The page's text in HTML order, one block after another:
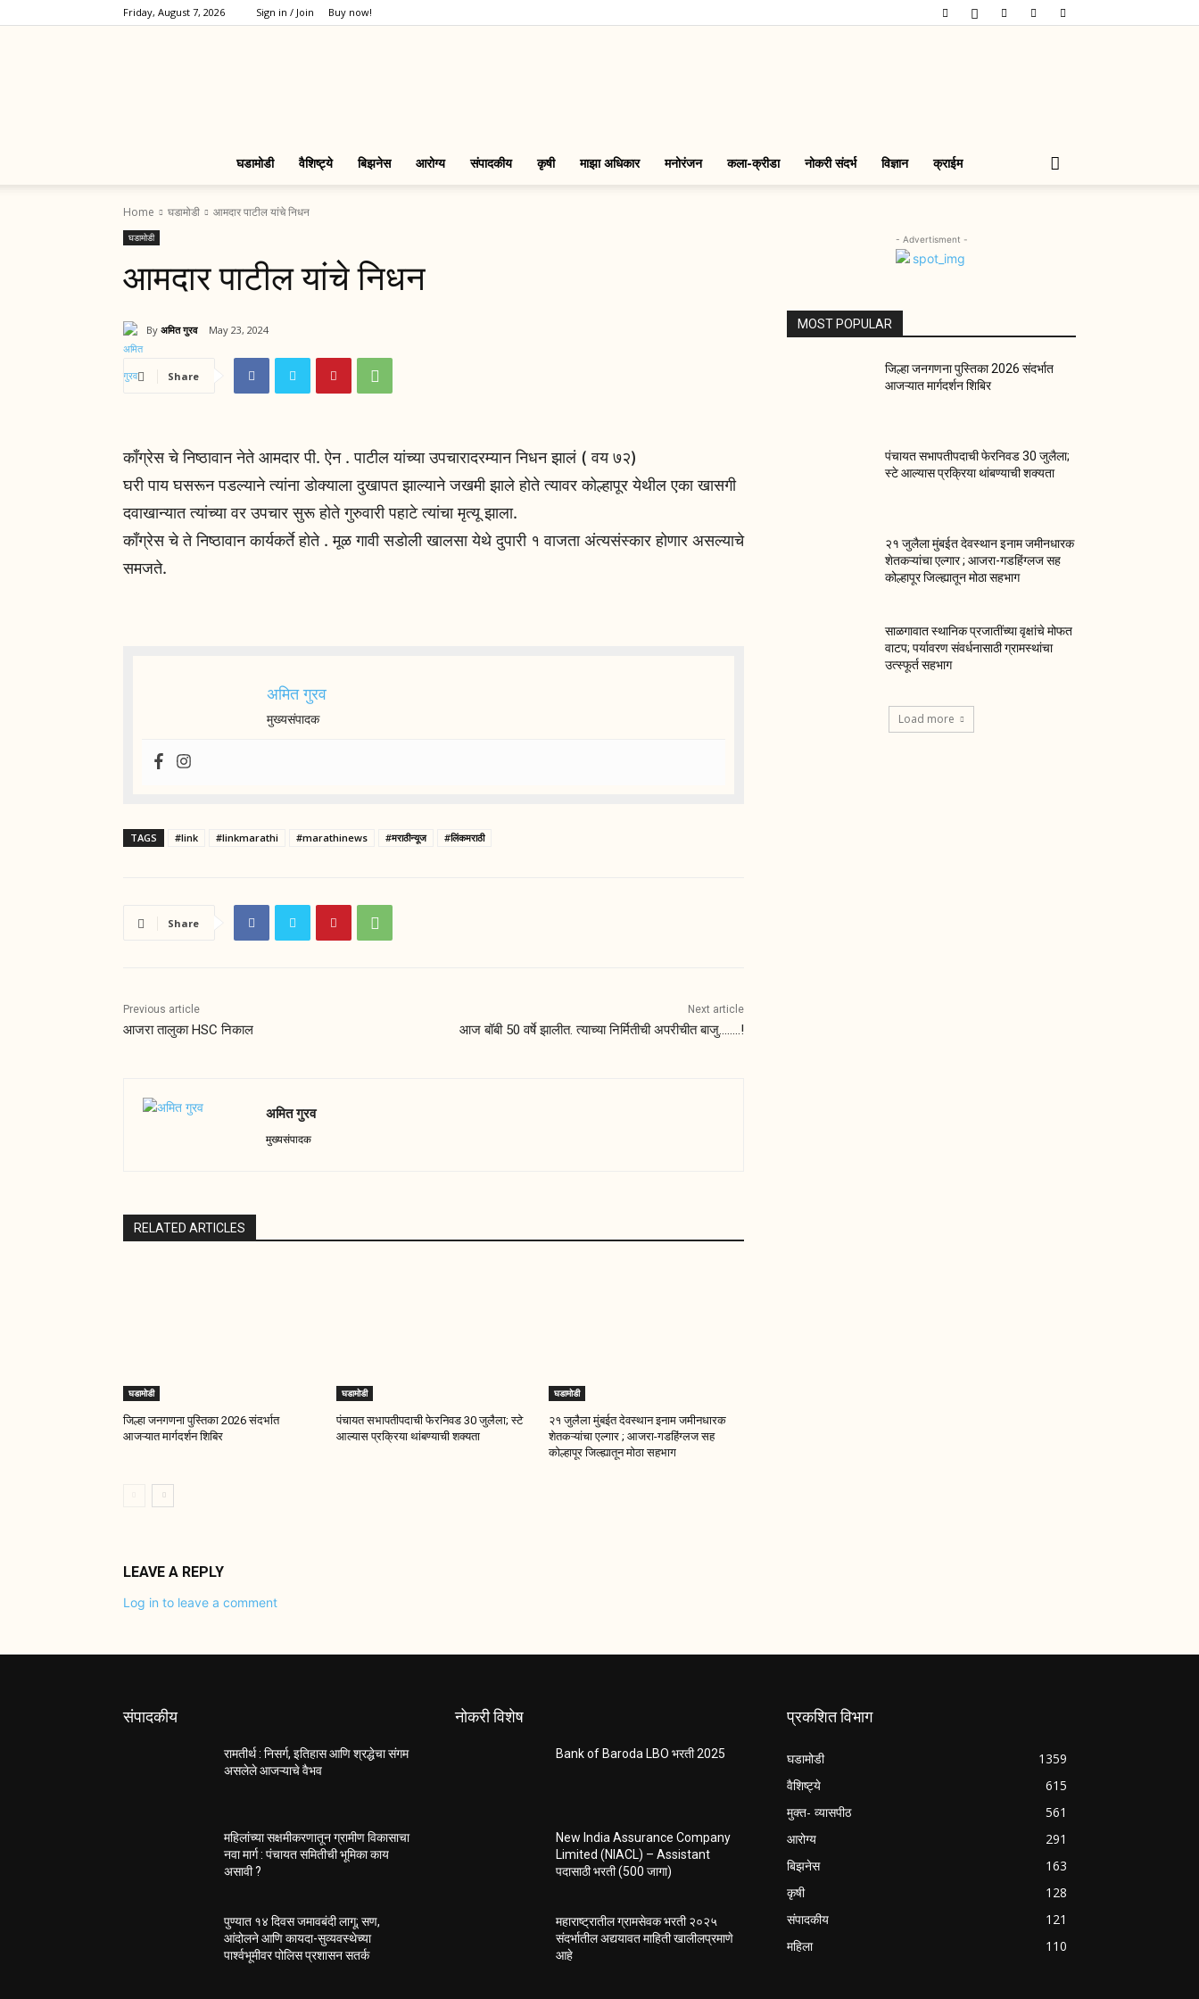
Friday, August 7, 2026 Sign in / Join Buy now!
घडामोडी वैशिष्ट्ये बिझनेस आरोग्य संपादकीय कृषी माझा अधिकार मनोरंजन कला-क्रीडा नोकरी संदर्भ विज्ञान क्राईम
Home घडामोडी आमदार पाटील यांचे निधन
घडामोडी
आमदार पाटील यांचे निधन
By अमित गुरव May 23, 2024
Share
काँग्रेस चे निष्ठावान नेते आमदार पी. ऐन . पाटील यांच्या उपचारादरम्यान निधन झालं ( वय ७२)
घरी पाय घसरून पडल्याने त्यांना डोक्याला दुखापत झाल्याने जखमी झाले होते त्यावर कोल्हापूर येथील एका खासगी
दवाखान्यात त्यांच्या वर उपचार सुरू होते गुरुवारी पहाटे त्यांचा मृत्यू झाला.
काँग्रेस चे ते निष्ठावान कार्यकर्ते होते . मूळ गावी सडोली खालसा येथे दुपारी १ वाजता अंत्यसंस्कार होणार असल्याचे
समजते.
अमित गुरव
मुख्यसंपादक
TAGS #link #linkmarathi #marathinews #मराठीन्यूज #लिंकमराठी
Share
Previous article
आजरा तालुका HSC निकाल
Next article
आज बॉबी 50 वर्षे झालीत. त्याच्या निर्मितीची अपरीचीत बाजु……..!
अमित गुरव
मुख्यसंपादक
RELATED ARTICLES
घडामोडी
जिल्हा जनगणना पुस्तिका 2026 संदर्भात
आजऱ्यात मार्गदर्शन शिबिर
घडामोडी
पंचायत सभापतीपदाची फेरनिवड 30 जुलैला; स्टे
आल्यास प्रक्रिया थांबण्याची शक्यता
घडामोडी
२१ जुलैला मुंबईत देवस्थान इनाम जमीनधारक
शेतकऱ्यांचा एल्गार ; आजरा-गडहिंग्लज सह
कोल्हापूर जिल्ह्यातून मोठा सहभाग
LEAVE A REPLY
Log in to leave a comment
- Advertisment -
MOST POPULAR
जिल्हा जनगणना पुस्तिका 2026 संदर्भात
आजऱ्यात मार्गदर्शन शिबिर
पंचायत सभापतीपदाची फेरनिवड 30 जुलैला;
स्टे आल्यास प्रक्रिया थांबण्याची शक्यता
२१ जुलैला मुंबईत देवस्थान इनाम जमीनधारक
शेतकऱ्यांचा एल्गार ; आजरा-गडहिंग्लज सह
कोल्हापूर जिल्ह्यातून मोठा सहभाग
साळगावात स्थानिक प्रजातींच्या वृक्षांचे मोफत
वाटप; पर्यावरण संवर्धनासाठी ग्रामस्थांचा
उत्स्फूर्त सहभाग
Load more
संपादकीय
रामतीर्थ : निसर्ग, इतिहास आणि श्रद्धेचा संगम
असलेले आजऱ्याचे वैभव
महिलांच्या सक्षमीकरणातून ग्रामीण विकासाचा
नवा मार्ग : पंचायत समितीची भूमिका काय
असावी ?
पुण्यात १४ दिवस जमावबंदी लागू; सण,
आंदोलने आणि कायदा-सुव्यवस्थेच्या
पार्श्वभूमीवर पोलिस प्रशासन सतर्क
नोकरी विशेष
Bank of Baroda LBO भरती 2025
New India Assurance Company
Limited (NIACL) – Assistant
पदासाठी भरती (500 जागा)
महाराष्ट्रातील ग्रामसेवक भरती २०२५
संदर्भातील अद्ययावत माहिती खालीलप्रमाणे
आहे
प्रकशित विभाग
घडामोडी
1359
वैशिष्ट्ये
615
मुक्त- व्यासपीठ
561
आरोग्य
291
बिझनेस
163
कृषी
128
संपादकीय
121
महिला
110